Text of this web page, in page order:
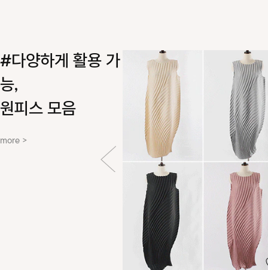
#다양하게 활용 가
능,
원피스 모음
more >